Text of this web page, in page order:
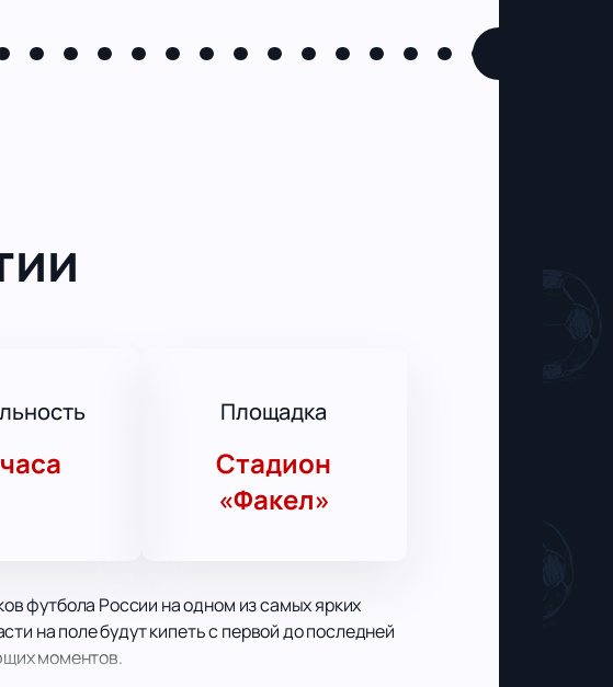
Площадка
Стадион
«Факел»
футбола России на одном из самых ярких
на поле будут кипеть с первой до последней
моментов.